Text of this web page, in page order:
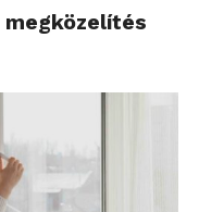
megközelítés